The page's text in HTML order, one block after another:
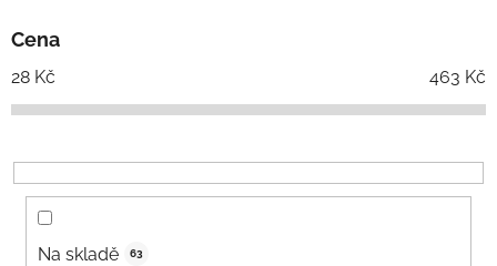
r
o
d
k
t
Cena
28 Kč 463 Kč
Na skladě 63